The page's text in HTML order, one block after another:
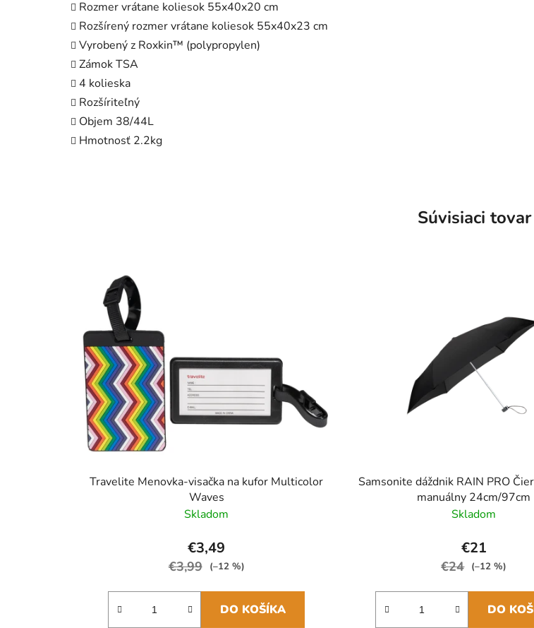
Rozmer vrátane koliesok 55x40x20 cm
Rozšírený rozmer vrátane koliesok 55x40x23 cm
Vyrobený z Roxkin™ (polypropylen)
Zámok TSA
4 kolieska
Rozšíriteľný
Objem 38/44L
Hmotnosť 2.2kg
Súvisiaci tovar
Travelite Menovka-visačka na kufor Multicolor
Waves
Skladom
€3,49
€3,99 (–12 %)
DO KOŠÍKA
Samsonite dáždnik RAIN PRO
manuálny 24cm/97cm
Skladom
€21
€24 (–12 %)
DO